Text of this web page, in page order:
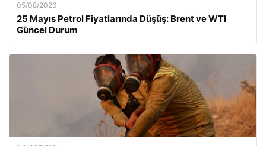
05/08/2026
25 Mayıs Petrol Fiyatlarında Düşüş: Brent ve WTI
Güncel Durum